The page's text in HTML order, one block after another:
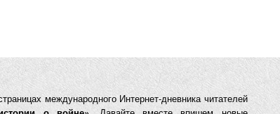
международного Интернет-дневника читателей